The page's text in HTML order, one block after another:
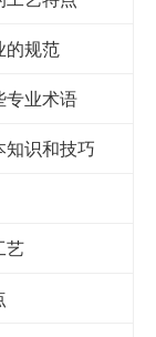
的规范
专业术语
识和技巧
艺